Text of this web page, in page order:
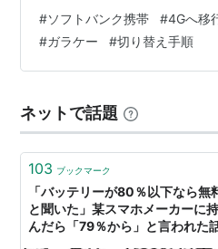
願いした、４Ｇガラケーが ソ
のです(*'ω'*)✨ 早速、開封し
の電池カバー、充電コードと
ーのSIMカー…
#ソフトバンク携帯 #4Gへ移
#ガラケー #切り替え手順
ネットで話題
103 ブックマーク
「バッテリーが80％以下なら無
と聞いた」某スマホメーカーに
んだら「79％から」と言われた